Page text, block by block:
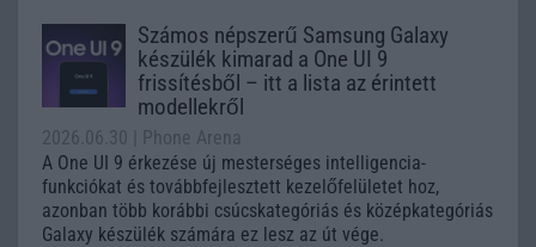
Számos népszerű Samsung Galaxy
készülék kimarad a One UI 9
frissítésből – itt a lista az érintett
modellekről
2026.06.30
| Phone Arena
A One UI 9 érkezése új mesterséges intelligencia-
funkciókat és továbbfejlesztett kezelőfelületet hoz,
azonban több korábbi csúcskategóriás és középkategóriás
Galaxy készülék számára ez lesz az út vége.